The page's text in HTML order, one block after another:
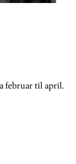
februar til april.